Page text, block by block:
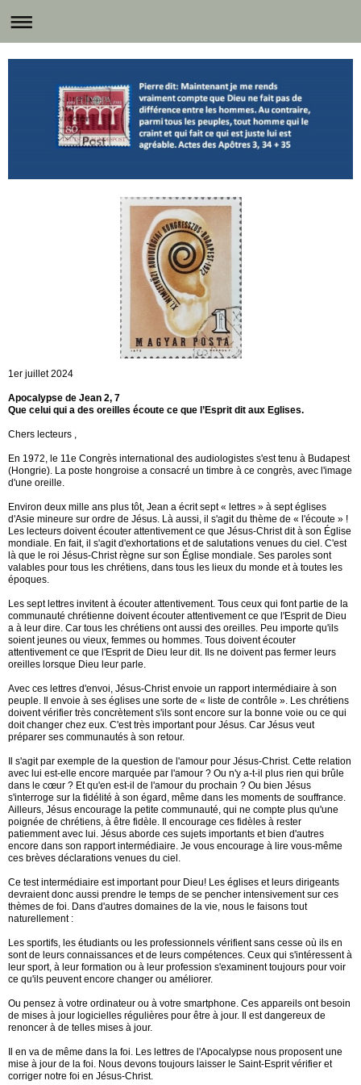
1er juillet 2024
Apocalypse de Jean 2, 7
Que celui qui a des oreilles écoute ce que l’Esprit dit aux Eglises.
Chers lecteurs ,
En 1972, le 11e Congrès international des audiologistes s'est tenu à Budapest
(Hongrie). La poste hongroise a consacré un timbre à ce congrès, avec l'image
d'une oreille.
Environ deux mille ans plus tôt, Jean a écrit sept « lettres » à sept églises
d'Asie mineure sur ordre de Jésus. Là aussi, il s'agit du thème de « l'écoute » !
Les lecteurs doivent écouter attentivement ce que Jésus-Christ dit à son Église
mondiale. En fait, il s'agit d'exhortations et de salutations venues du ciel. C'est
là que le roi Jésus-Christ règne sur son Église mondiale. Ses paroles sont
valables pour tous les chrétiens, dans tous les lieux du monde et à toutes les
époques.
Les sept lettres invitent à écouter attentivement. Tous ceux qui font partie de la
communauté chrétienne doivent écouter attentivement ce que l'Esprit de Dieu
a à leur dire. Car tous les chrétiens ont aussi des oreilles. Peu importe qu'ils
soient jeunes ou vieux, femmes ou hommes. Tous doivent écouter
attentivement ce que l'Esprit de Dieu leur dit. Ils ne doivent pas fermer leurs
oreilles lorsque Dieu leur parle.
Avec ces lettres d'envoi, Jésus-Christ envoie un rapport intermédiaire à son
peuple. Il envoie à ses églises une sorte de « liste de contrôle ». Les chrétiens
doivent vérifier très concrètement s'ils sont encore sur la bonne voie ou ce qui
doit changer chez eux. C'est très important pour Jésus. Car Jésus veut
préparer ses communautés à son retour.
Il s'agit par exemple de la question de l'amour pour Jésus-Christ. Cette relation
avec lui est-elle encore marquée par l'amour ? Ou n'y a-t-il plus rien qui brûle
dans le cœur ? Et qu'en est-il de l'amour du prochain ? Ou bien Jésus
s'interroge sur la fidélité à son égard, même dans les moments de souffrance.
Ailleurs, Jésus encourage la petite communauté, qui ne compte plus qu'une
poignée de chrétiens, à être fidèle. Il encourage ces fidèles à rester
patiemment avec lui. Jésus aborde ces sujets importants et bien d'autres
encore dans son rapport intermédiaire. Je vous encourage à lire vous-même
ces brèves déclarations venues du ciel.
Ce test intermédiaire est important pour Dieu! Les églises et leurs dirigeants
devraient donc aussi prendre le temps de se pencher intensivement sur ces
thèmes de foi. Dans d'autres domaines de la vie, nous le faisons tout
naturellement :
Les sportifs, les étudiants ou les professionnels vérifient sans cesse où ils en
sont de leurs connaissances et de leurs compétences. Ceux qui s'intéressent à
leur sport, à leur formation ou à leur profession s'examinent toujours pour voir
ce qu'ils peuvent encore changer ou améliorer.
Ou pensez à votre ordinateur ou à votre smartphone. Ces appareils ont besoin
de mises à jour logicielles régulières pour être à jour. Il est dangereux de
renoncer à de telles mises à jour.
Il en va de même dans la foi. Les lettres de l'Apocalypse nous proposent une
mise à jour de la foi. Nous devons toujours laisser le Saint-Esprit vérifier et
corriger notre foi en Jésus-Christ.